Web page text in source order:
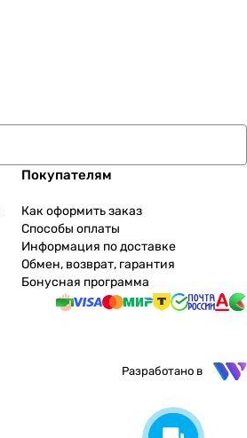
Покупателям
Как оформить заказ
Способы оплаты
Информация по доставке
Обмен, возврат, гарантия
Бонусная программа
Разработано в